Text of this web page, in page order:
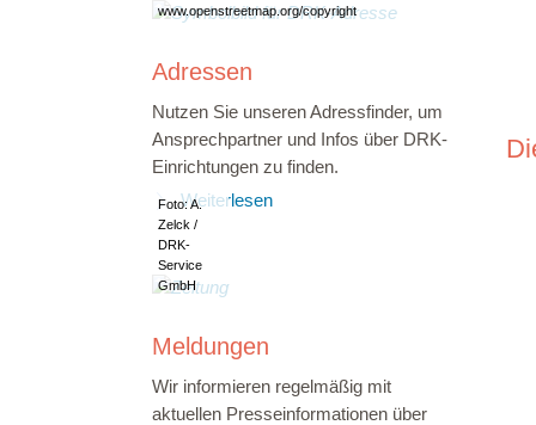
www.openstreetmap.org/copyright
Adressen
Nutzen Sie unseren Adressfinder, um
Ansprechpartner und Infos über DRK-
Einrichtungen zu finden.
Weiterlesen
Foto: A.
Zelck /
DRK-
Service
GmbH
Meldungen
Wir informieren regelmäßig mit
aktuellen Presseinformationen über